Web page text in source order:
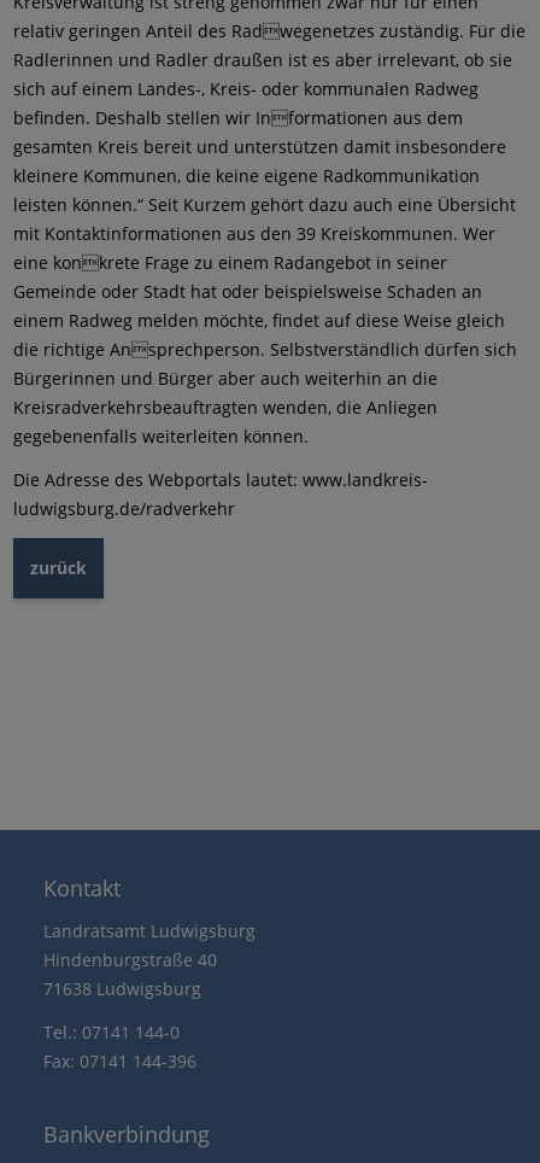
relativ geringen Anteil des Radwegenetzes zuständig. Für die
Radlerinnen und Radler draußen ist es aber irrelevant, ob sie
sich auf einem Landes-, Kreis- oder kommunalen Radweg
befinden. Deshalb stellen wir Informationen aus dem
gesamten Kreis bereit und unterstützen damit insbesondere
kleinere Kommunen, die keine eigene Radkommunikation
leisten können.“ Seit Kurzem gehört dazu auch eine Übersicht
mit Kontaktinformationen aus den 39 Kreiskommunen. Wer
eine konkrete Frage zu einem Radangebot in seiner
Gemeinde oder Stadt hat oder beispielsweise Schaden an
einem Radweg melden möchte, findet auf diese Weise gleich
die richtige Ansprechperson. Selbstverständlich dürfen sich
Bürgerinnen und Bürger aber auch weiterhin an die
Kreisradverkehrsbeauftragten wenden, die Anliegen
gegebenenfalls weiterleiten können.
Die Adresse des Webportals lautet: www.landkreis-
ludwigsburg.de/radverkehr
zurück
Kontakt
Landratsamt Ludwigsburg
Hindenburgstraße 40
71638 Ludwigsburg
Tel.: 07141 144-0
Fax: 07141 144-396
Bankverbindung